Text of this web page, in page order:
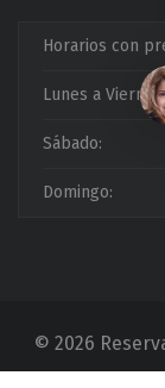
Horarios con
Lunes a Viernes:
Sábado:
Domingo:
© 2026